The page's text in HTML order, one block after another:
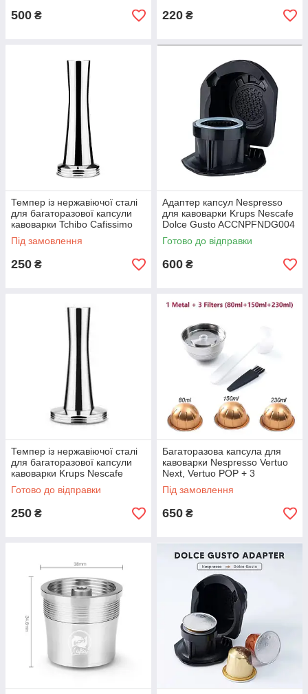
500 ₴ 220 ₴
Темпер із нержавіючої сталі
для багаторазової капсули
кавоварки Tchibo Cafissimo
Classic, Easy, Mini, Caffital
Під замовлення
250 ₴
Адаптер капсул Nespresso
для кавоварки Krups Nescafe
Dolce Gusto ACCNPFNDG004
Готово до відправки
600 ₴
Темпер із нержавіючої сталі
для багаторазової капсули
кавоварки Krups Nescafe
Dolce Gusto TAMDG01
Готово до відправки
250 ₴
Багаторазова капсула для
кавоварки Nespresso Vertuo
Next, Vertuo POP + 3
адаптери на 80, 150, 230 мл
ICafilas
Під замовлення
650 ₴